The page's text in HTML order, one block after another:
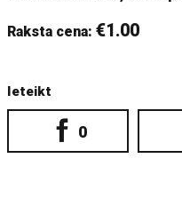
Raksta cena:€1.00
Ieteikt
0